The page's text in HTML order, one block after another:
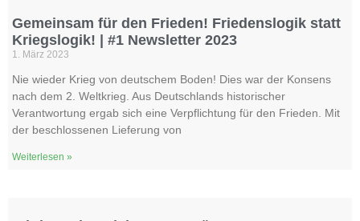
Gemeinsam für den Frieden! Friedenslogik statt
Kriegslogik! | #1 Newsletter 2023
1. März 2023
Nie wieder Krieg von deutschem Boden! Dies war der Konsens
nach dem 2. Weltkrieg. Aus Deutschlands historischer
Verantwortung ergab sich eine Verpflichtung für den Frieden. Mit
der beschlossenen Lieferung von
Weiterlesen »